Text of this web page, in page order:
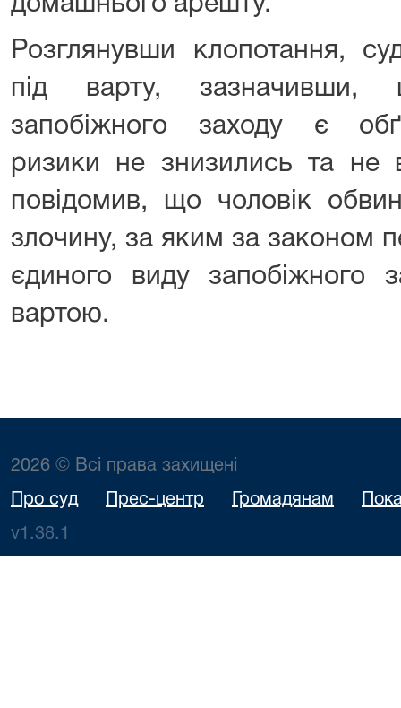
Розглянувши клопотання,
під варту, зазначивши,
запобіжного заходу є
ризики не знизились та не
повідомив, що чоловік
злочину, за яким за законом
єдиного виду запобіжного
вартою.
2026 © Всі права захищені
Про суд Прес-центр Громадянам
v1.38.1